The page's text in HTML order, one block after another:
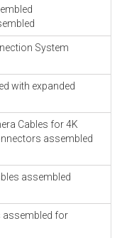
System
with expanded
Cables for 4K
assembled
assembled
assembled for